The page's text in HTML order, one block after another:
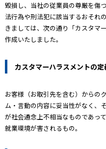
毀損し、当社の従業員の尊厳を傷
法行為や刑法犯に該当するおそれ
きましては、次の通り「カスタマ
作成いたしました。
カスタマーハラスメントの定
お客様（お取引先を含む）からの
ム・言動の内容に妥当性がなく、
が社会通念上不相当なものであっ
就業環境が害されるもの。